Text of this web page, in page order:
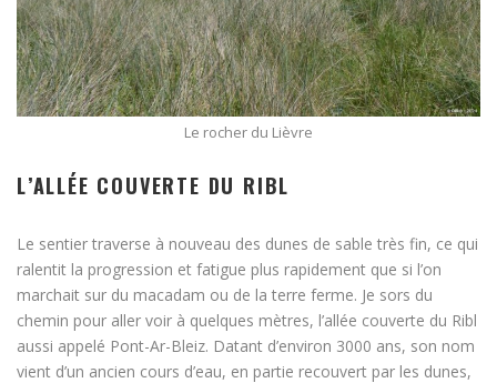
Le rocher du Lièvre
L’ALLÉE COUVERTE DU RIBL
Le sentier traverse à nouveau des dunes de sable très fin, ce qui
ralentit la progression et fatigue plus rapidement que si l’on
marchait sur du macadam ou de la terre ferme. Je sors du
chemin pour aller voir à quelques mètres, l’allée couverte du Ribl
aussi appelé Pont-Ar-Bleiz. Datant d’environ 3000 ans, son nom
vient d’un ancien cours d’eau, en partie recouvert par les dunes,